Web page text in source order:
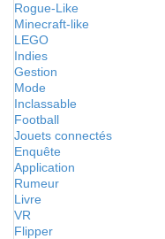
Rogue-Like
Minecraft-like
LEGO
Indies
Gestion
Mode
Inclassable
Football
Jouets connectés
Enquête
Application
Rumeur
Livre
VR
Flipper